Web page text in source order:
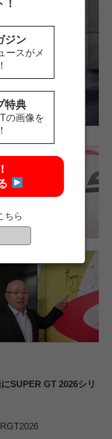
SUPER GT 2026シリ
ジン
ースがメ
特典
の画像を
ちら